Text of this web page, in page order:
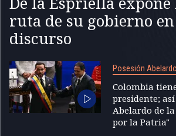
ruta de su gobierno
discurso
Posesión
Colombia
presidente;
Abelardo de
por la Patria"